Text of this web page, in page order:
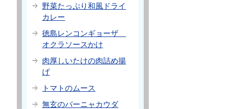
野菜たっぷり和風ドライ
カレー
徳島レンコンギョーザ
オクラソースかけ
肉厚しいたけの肉詰め揚
げ
トマトのムース
無玄のバーニャカウダ